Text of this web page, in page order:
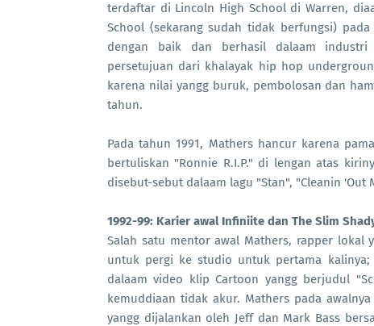
terdaftar di Lincoln High School di Warren,
School (sekarang sudah tidak berfungsi)
dengan baik dan berhasil dalaam industri
persetujuan dari khalayak hip hop
karena nilai yangg buruk, pembolosan dan
tahun.
Pada tahun 1991, Mathers hancur karena
bertuliskan "Ronnie R.I.P." di lengan atas
disebut-sebut dalaam lagu "Stan", "Cleanin 'Out
1992-99: Karier awal Infiniite dan The Slim
Salah satu mentor awal Mathers, rapper lokal
untuk pergi ke studio untuk pertama
dalaam video klip Cartoon yangg berjudul
kemuddiaan tidak akur. Mathers pada
yangg dijalankan oleh Jeff dan Mark Bass